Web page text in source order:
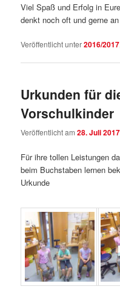
Viel Spaß und Erfolg in
denkt noch oft und gerne
Veröffentlicht unter2016/2017
Urkunden für
Vorschulkinder
Veröffentlicht am28. Juli 2017
Für ihre tollen Leistungen
beim Buchstaben lernen
Urkunde